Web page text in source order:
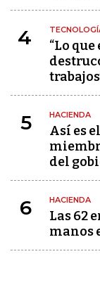
4
“Lo
5 HACIENDA
Así es
del
6 HACIENDA
Las 62
manos